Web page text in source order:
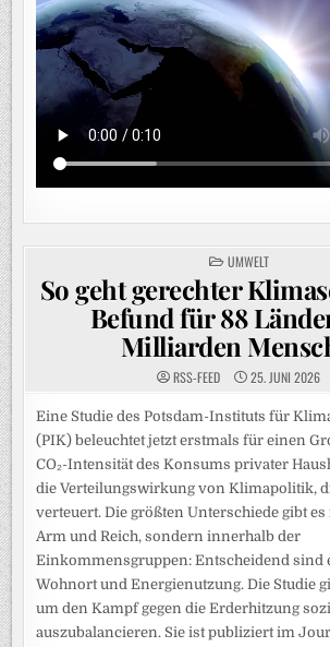
POSTED
IN
UMWELT
So geht gerechter
Befund für 88
Milliarden
RSS-FEED 25. JUNI 2026
Eine Studie des Potsdam-Instituts für
(PIK) beleuchtet jetzt erstmals für einen
CO₂-Intensität des Konsums privater
die Verteilungswirkung von Klimapolitik,
verteuert. Die größten Unterschiede gibt
Arm und Reich, sondern innerhalb der
Einkommensgruppen: Entscheidend sind
Wohnort und Energienutzung. Die Studie
um den Kampf gegen die Erderhitzung
auszubalancieren. Sie ist publiziert im